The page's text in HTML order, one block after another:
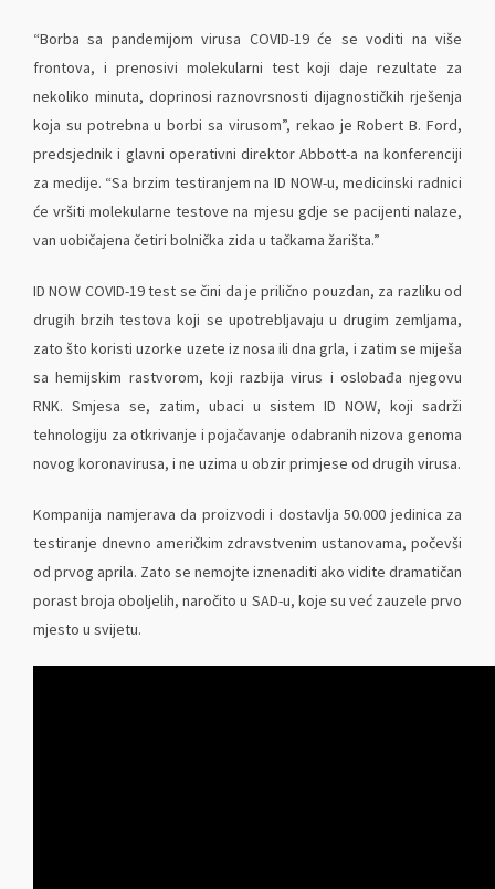
“Borba sa pandemijom virusa COVID-19 će se voditi na više
frontova, i prenosivi molekularni test koji daje rezultate za
nekoliko minuta, doprinosi raznovrsnosti dijagnostičkih rješenja
koja su potrebna u borbi sa virusom”, rekao je Robert B. Ford,
predsjednik i glavni operativni direktor Abbott-a na konferenciji
za medije. “Sa brzim testiranjem na ID NOW-u, medicinski radnici
će vršiti molekularne testove na mjesu gdje se pacijenti nalaze,
van uobičajena četiri bolnička zida u tačkama žarišta.”
ID NOW COVID-19 test se čini da je prilično pouzdan, za razliku od
drugih brzih testova koji se upotrebljavaju u drugim zemljama,
zato što koristi uzorke uzete iz nosa ili dna grla, i zatim se miješa
sa hemijskim rastvorom, koji razbija virus i oslobađa njegovu
RNK. Smjesa se, zatim, ubaci u sistem ID NOW, koji sadrži
tehnologiju za otkrivanje i pojačavanje odabranih nizova genoma
novog koronavirusa, i ne uzima u obzir primjese od drugih virusa.
Kompanija namjerava da proizvodi i dostavlja 50.000 jedinica za
testiranje dnevno američkim zdravstvenim ustanovama, počevši
od prvog aprila. Zato se nemojte iznenaditi ako vidite dramatičan
porast broja oboljelih, naročito u SAD-u, koje su već zauzele prvo
mjesto u svijetu.